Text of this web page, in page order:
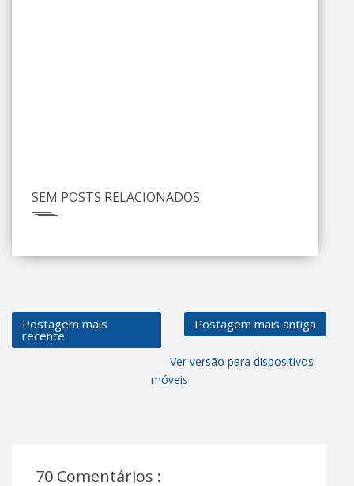
SEM POSTS RELACIONADOS
Postagem mais
recente
Postagem mais antiga
Ver versão para dispositivos
móveis
70 Comentários :